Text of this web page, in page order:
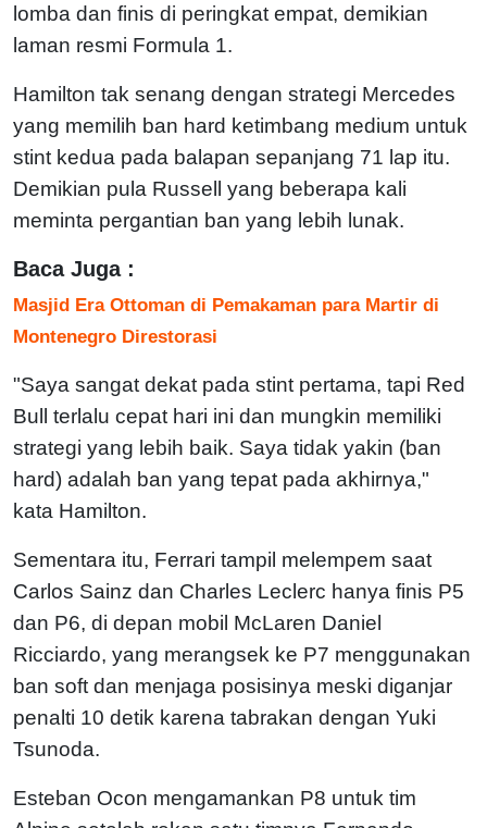
lomba dan finis di peringkat empat, demikian
laman resmi Formula 1.
Hamilton tak senang dengan strategi Mercedes
yang memilih ban hard ketimbang medium untuk
stint kedua pada balapan sepanjang 71 lap itu.
Demikian pula Russell yang beberapa kali
meminta pergantian ban yang lebih lunak.
Baca Juga :
Masjid Era Ottoman di Pemakaman para Martir di
Montenegro Direstorasi
"Saya sangat dekat pada stint pertama, tapi Red
Bull terlalu cepat hari ini dan mungkin memiliki
strategi yang lebih baik. Saya tidak yakin (ban
hard) adalah ban yang tepat pada akhirnya,"
kata Hamilton.
Sementara itu, Ferrari tampil melempem saat
Carlos Sainz dan Charles Leclerc hanya finis P5
dan P6, di depan mobil McLaren Daniel
Ricciardo, yang merangsek ke P7 menggunakan
ban soft dan menjaga posisinya meski diganjar
penalti 10 detik karena tabrakan dengan Yuki
Tsunoda.
Esteban Ocon mengamankan P8 untuk tim